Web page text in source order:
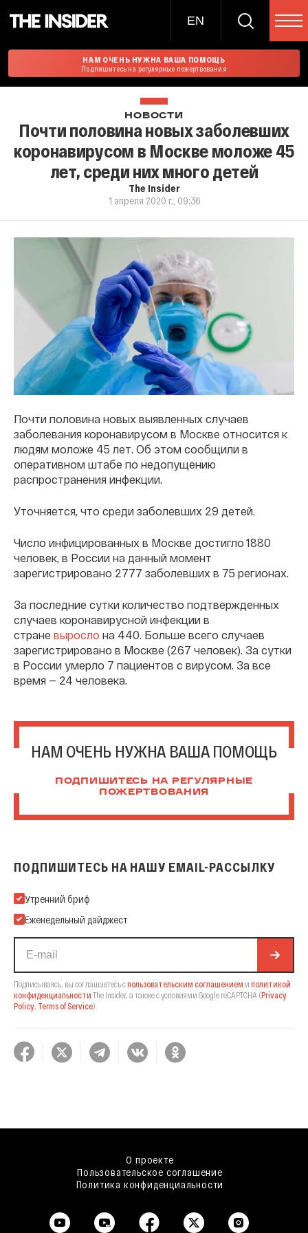
EN
НАМ ОЧЕНЬ НУЖНА ВАША ПОМОЩЬ
Подпишитесь на регулярные пожертвования
НОВОСТИ
Почти половина новых заболевших
коронавирусом в Москве моложе 45
лет, среди них много детей
The Insider
1 апреля 2020 г., 09:36
Почти половина новых выявленных случаев
заболевания коронавирусом в Москве относится к
людям моложе 45 лет. Об этом сообщили в
оперативном штабе по недопущению
распространения инфекции.
Уточняется, что среди заболевших 29 детей.
Число инфицированных в Москве достигло 1880
человек, в России на данный момент
зарегистрировано 2777 заболевших в 75 регионах.
За последние сутки количество подтвержденных
случаев коронавирусной инфекции в
стране выросло на 440. Больше всего случаев
зарегистрировано в Москве (267 человек). За сутки
в России умерло 7 пациентов с вирусом. За все
время — 24 человека.
НАМ ОЧЕНЬ НУЖНА ВАША ПОМОЩЬ
ПОДПИШИТЕСЬ НА РЕГУЛЯРНЫЕ
ПОЖЕРТВОВАНИЯ
ПОДПИШИТЕСЬ НА НАШУ EMAIL-РАССЫЛКУ
Подпишитесь на нашу Email-рассылку
Утренний бриф
Еженедельный дайджест
Подписываясь, вы соглашаетесь спользовательским соглашением и политикой
конфиденциальности The Insider, а также с условиями Google reCAPTCHA (Privacy
Policy Terms of Service).
О проекте
Пользовательское соглашение
Политика конфиденциальности